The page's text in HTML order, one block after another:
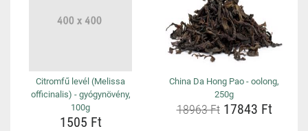
Citromfű levél (Melissa
officinalis) - gyógynövény,
100g
1505 Ft
China Da Hong Pao - oolong,
250g
18963 Ft17843 Ft